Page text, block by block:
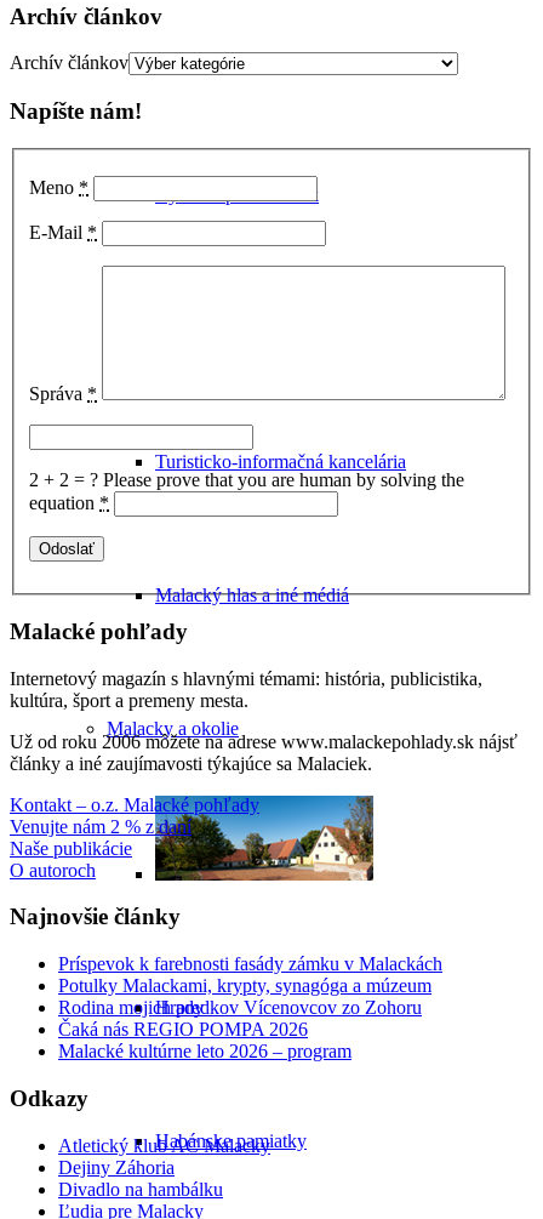
Ubytovanie v Malackách
Cyklomapa Malaciek
Turisticko-informačná kancelária
Malacký hlas a iné médiá
Malacky a okolie
Hrady
Habánske pamiatky
Archív článkov
Archív článkov
Napíšte nám!
Meno *
E-Mail *
Správa *
2 + 2 = ? Please prove that you are human by solving the
equation *
Malacké pohľady
Internetový magazín s hlavnými témami: história, publicistika,
kultúra, šport a premeny mesta.
Už od roku 2006 môžete na adrese www.malackepohlady.sk nájsť
články a iné zaujímavosti týkajúce sa Malaciek.
Kontakt – o.z. Malacké pohľady
Venujte nám 2 % z daní
Naše publikácie
O autoroch
Najnovšie články
Príspevok k farebnosti fasády zámku v Malackách
Potulky Malackami, krypty, synagóga a múzeum
Rodina mojich predkov Vícenovcov zo Zohoru
Čaká nás REGIO POMPA 2026
Malacké kultúrne leto 2026 – program
Odkazy
Atletický klub AC Malacky
Dejiny Záhoria
Divadlo na hambálku
Ľudia pre Malacky